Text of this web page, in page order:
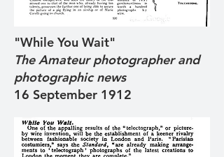
"While You Wait"
The Amateur photographer and
photographic news
16 September 1912